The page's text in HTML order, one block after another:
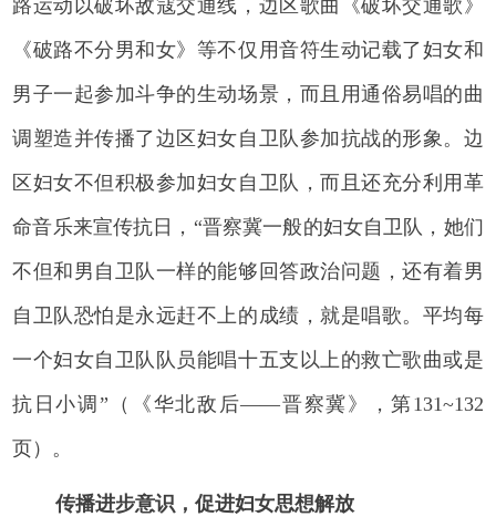
路运动以破坏敌寇交通线，边区歌曲《破坏交通歌》
《破路不分男和女》等不仅用音符生动记载了妇女和
男子一起参加斗争的生动场景，而且用通俗易唱的曲
调塑造并传播了边区妇女自卫队参加抗战的形象。边
区妇女不但积极参加妇女自卫队，而且还充分利用革
命音乐来宣传抗日，“晋察冀一般的妇女自卫队，她们
不但和男自卫队一样的能够回答政治问题，还有着男
自卫队恐怕是永远赶不上的成绩，就是唱歌。平均每
一个妇女自卫队队员能唱十五支以上的救亡歌曲或是
抗日小调”（《华北敌后——晋察冀》，第131~132
页）。
传播进步意识，促进妇女思想解放